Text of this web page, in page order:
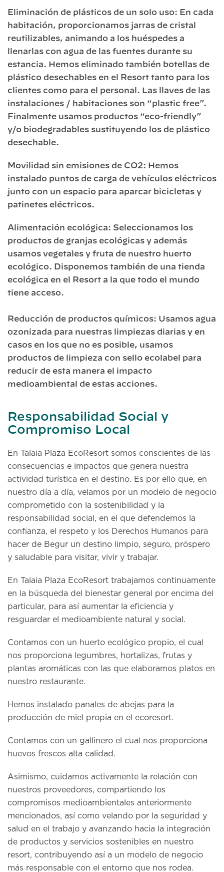
Eliminación de plásticos de un solo uso: En cada
habitación, proporcionamos jarras de cristal
reutilizables, animando a los huéspedes a
llenarlas con agua de las fuentes durante su
estancia. Hemos eliminado también botellas de
plástico desechables en el Resort tanto para los
clientes como para el personal. Las llaves de las
instalaciones / habitaciones son “plastic free”.
Finalmente usamos productos “eco-friendly”
y/o biodegradables sustituyendo los de plástico
desechable.
Movilidad sin emisiones de CO2: Hemos
instalado puntos de carga de vehículos eléctricos
junto con un espacio para aparcar bicicletas y
patinetes eléctricos.
Alimentación ecológica: Seleccionamos los
productos de granjas ecológicas y además
usamos vegetales y fruta de nuestro huerto
ecológico. Disponemos también de una tienda
ecológica en el Resort a la que todo el mundo
tiene acceso.
Reducción de productos químicos: Usamos agua
ozonizada para nuestras limpiezas diarias y en
casos en los que no es posible, usamos
productos de limpieza con sello ecolabel para
reducir de esta manera el impacto
medioambiental de estas acciones.
Responsabilidad Social y
Compromiso Local
En Talaia Plaza EcoResort somos conscientes de las
consecuencias e impactos que genera nuestra
actividad turística en el destino. Es por ello que, en
nuestro día a día, velamos por un modelo de negocio
comprometido con la sostenibilidad y la
responsabilidad social, en el que defendemos la
confianza, el respeto y los Derechos Humanos para
hacer de Begur un destino limpio, seguro, próspero
y saludable para visitar, vivir y trabajar.
En Talaia Plaza EcoResort trabajamos continuamente
en la búsqueda del bienestar general por encima del
particular, para así aumentar la eficiencia y
resguardar el medioambiente natural y social.
Contamos con un huerto ecológico propio, el cual
nos proporciona legumbres, hortalizas, frutas y
plantas aromáticas con las que elaboramos platos en
nuestro restaurante.
Hemos instalado panales de abejas para la
producción de miel propia en el ecoresort.
Contamos con un gallinero el cual nos proporciona
huevos frescos alta calidad.
Asimismo, cuidamos activamente la relación con
nuestros proveedores, compartiendo los
compromisos medioambientales anteriormente
mencionados, así como velando por la seguridad y
salud en el trabajo y avanzando hacia la integración
de productos y servicios sostenibles en nuestro
resort, contribuyendo así a un modelo de negocio
más responsable con el entorno que nos rodea.